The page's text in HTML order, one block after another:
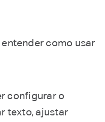
como usar
configurar o
texto, ajustar